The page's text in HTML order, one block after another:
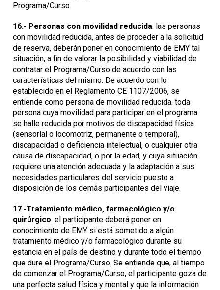
Programa/Curso.
16.- Personas con movilidad reducida: las personas
con movilidad reducida, antes de proceder a la solicitud
de reserva, deberán poner en conocimiento de EMY tal
situación, a fin de valorar la posibilidad y viabilidad de
contratar el Programa/Curso de acuerdo con las
características del mismo. De acuerdo con lo
establecido en el Reglamento CE 1107/2006, se
entiende como persona de movilidad reducida, toda
persona cuya movilidad para participar en el programa
se halle reducida por motivos de discapacidad física
(sensorial o locomotriz, permanente o temporal),
discapacidad o deficiencia intelectual, o cualquier otra
causa de discapacidad, o por la edad, y cuya situación
requiere una atención adecuada y la adaptación a sus
necesidades particulares del servicio puesto a
disposición de los demás participantes del viaje.
17.-Tratamiento médico, farmacológico y/o
quirúrgico: el participante deberá poner en
conocimiento de EMY si está sometido a algún
tratamiento médico y/o farmacológico durante su
estancia en el país de destino y durante todo el tiempo
que dure el Programa/Curso. Se entiende que, al tiempo
de comenzar el Programa/Curso, el participante goza de
una perfecta salud física y mental y que la información